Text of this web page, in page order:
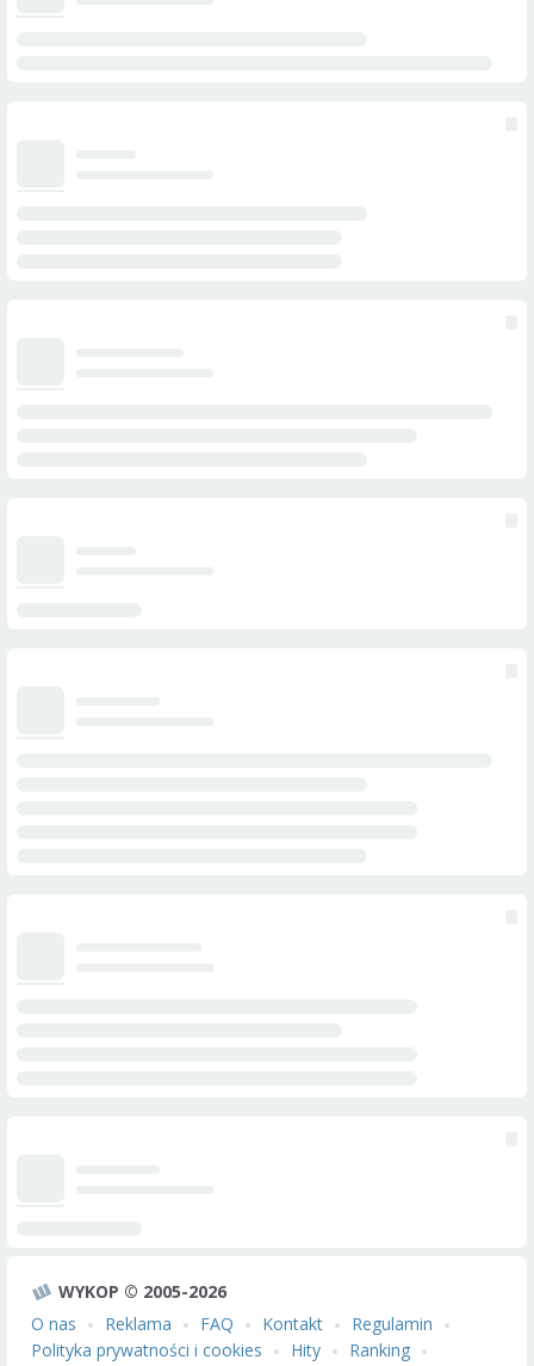
WYKOP © 2005-2026
O nas
Reklama FAQ Kontakt
Regulamin
Polityka prywatności i cookies
Hity
Ranking